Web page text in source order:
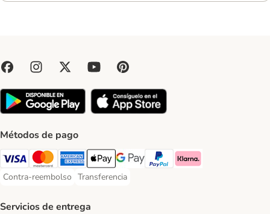
Métodos de pago
Visa Payment Method
Mastercard Payment Method
American Express Payment Method
Apple Pay Payment Method
Google Pay Payment Method
PayPal Payment Method
Klarna Payment Method
Contra-reembolso
Contra-reembolso Payment Method
Transferencia
Transferencia Payment Method
Servicios de entrega